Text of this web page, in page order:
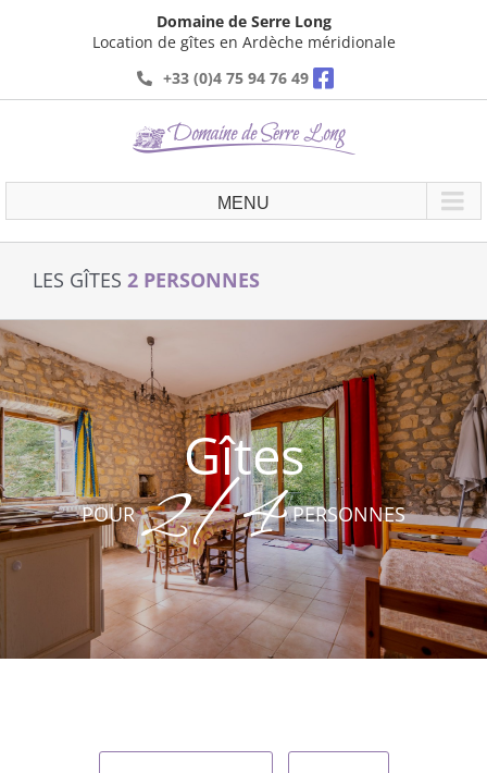
Domaine de Serre Long
Location de gîtes en Ardèche méridionale
+33 (0)4 75 94 76 49
LES GÎTES 2 PERSONNES
Gîtes
POUR2/4 PERSONNES